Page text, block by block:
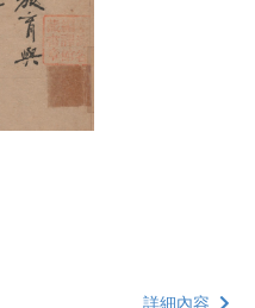
詳細內容